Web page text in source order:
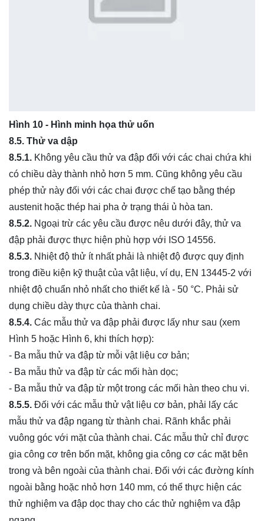
Hình 10 - Hình minh họa thử uốn
8.5. Thử va dập
8.5.1. Không yêu cầu thử va đập đối với các chai chứa khi
có chiều dày thành nhỏ hơn 5 mm. Cũng không yêu cầu
phép thử này đối với các chai được chế tạo bằng thép
austenit hoặc thép hai pha ở trạng thái ủ hòa tan.
8.5.2. Ngoại trừ các yêu cầu được nêu dưới đây, thử va
đập phải được thực hiện phù hợp với ISO 14556.
8.5.3. Nhiệt độ thử ít nhất phải là nhiệt độ được quy định
trong điều kiện kỹ thuật của vật liệu, ví dụ, EN 13445-2 với
nhiệt độ chuẩn nhỏ nhất cho thiết kế là - 50 °C. Phải sử
dụng chiều dày thực của thành chai.
8.5.4. Các mẫu thử va đập phải được lấy như sau (xem
Hình 5 hoặc Hình 6, khi thích hợp):
- Ba mẫu thử va đập từ mỗi vật liệu cơ bản;
- Ba mẫu thử va đập từ các mối hàn dọc;
- Ba mẫu thử va đập từ một trong các mối hàn theo chu vi.
8.5.5. Đối với các mẫu thử vật liệu cơ bản, phải lấy các
mẫu thử va đập ngang từ thành chai. Rãnh khắc phải
vuông góc với mặt của thành chai. Các mẫu thử chỉ được
gia công cơ trên bốn mặt, không gia công cơ các mặt bên
trong và bên ngoài của thành chai. Đối với các đường kính
ngoài bằng hoặc nhỏ hơn 140 mm, có thể thực hiện các
thử nghiệm va đập dọc thay cho các thử nghiệm va đập